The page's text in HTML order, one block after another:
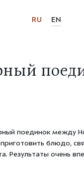
RU EN
поединок между
блюдо,
Результаты очень